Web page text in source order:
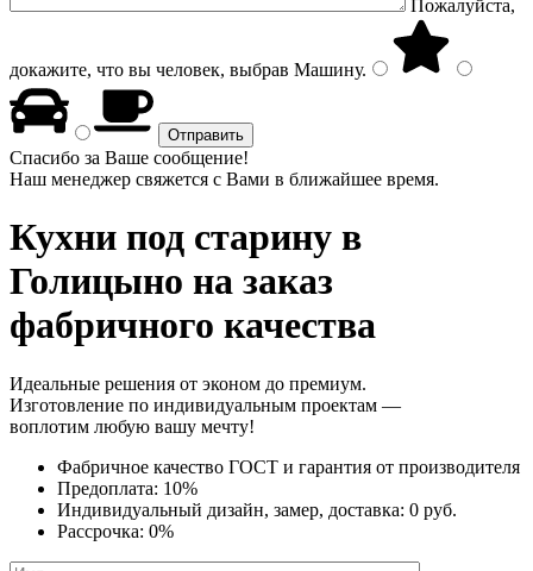
Пожалуйста,
докажите, что вы человек, выбрав Машину.
Спасибо за Ваше сообщение!
Наш менеджер свяжется с Вами в ближайшее время.
Кухни под старину в
Голицыно на заказ
фабричного качества
Идеальные решения от эконом до премиум.
Изготовление по индивидуальным проектам —
воплотим любую вашу мечту!
Фабричное качество ГОСТ и гарантия от производителя
Предоплата: 10%
Индивидуальный дизайн, замер, доставка: 0 руб.
Рассрочка: 0%